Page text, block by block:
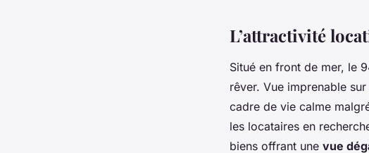
L’attractivité
Situé en front de mer, le
rêver. Vue imprenable
cadre de vie calme
les locataires en
biens offrant une vue